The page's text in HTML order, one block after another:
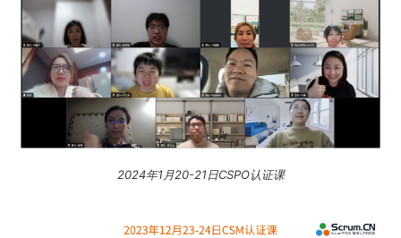
2024年1月20-21日CSPO认证课